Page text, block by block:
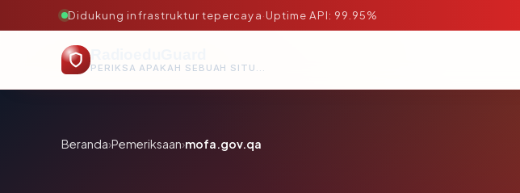
Didukung infrastruktur tepercaya·Uptime API: 99.95%
PERIKSA APAKAH SEBUAH SITUS AMAN, TEPERCAYA, DAN TERVERIFIKASI DALAM HITUNGAN DETIK.
Beranda›Pemeriksaan›mofa.gov.qa